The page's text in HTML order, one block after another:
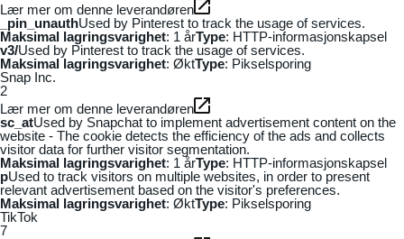
Lær mer om denne leverandøren
_pin_unauthUsed by Pinterest to track the usage of services.
Maksimal lagringsvarighet: 1 årType: HTTP-informasjonskapsel
v3/Used by Pinterest to track the usage of services.
Maksimal lagringsvarighet: ØktType: Pikselsporing
Snap Inc.
2
Lær mer om denne leverandøren
sc_atUsed by Snapchat to implement advertisement content on the
website - The cookie detects the efficiency of the ads and collects
visitor data for further visitor segmentation.
Maksimal lagringsvarighet: 1 årType: HTTP-informasjonskapsel
pUsed to track visitors on multiple websites, in order to present
relevant advertisement based on the visitor's preferences.
Maksimal lagringsvarighet: ØktType: Pikselsporing
TikTok
7